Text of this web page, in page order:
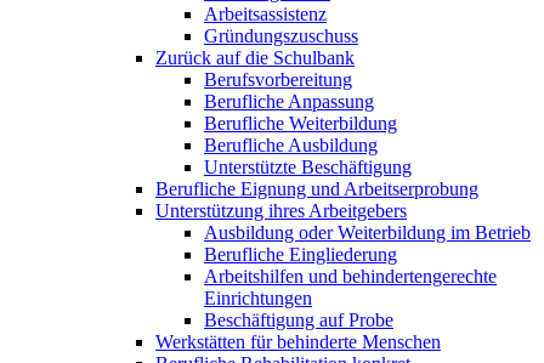
Arbeitsassistenz
Gründungszuschuss
Zurück auf die Schulbank
Berufsvorbereitung
Berufliche Anpassung
Berufliche Weiterbildung
Berufliche Ausbildung
Unterstützte Beschäftigung
Berufliche Eignung und Arbeitserprobung
Unterstützung ihres Arbeitgebers
Ausbildung oder Weiterbildung im Betrieb
Berufliche Eingliederung
Arbeitshilfen und behindertengerechte
Einrichtungen
Beschäftigung auf Probe
Werkstätten für behinderte Menschen